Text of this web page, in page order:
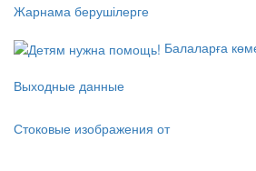
Жарнама берушілерге
Балаларға
Выходные данные
Стоковые изображения от